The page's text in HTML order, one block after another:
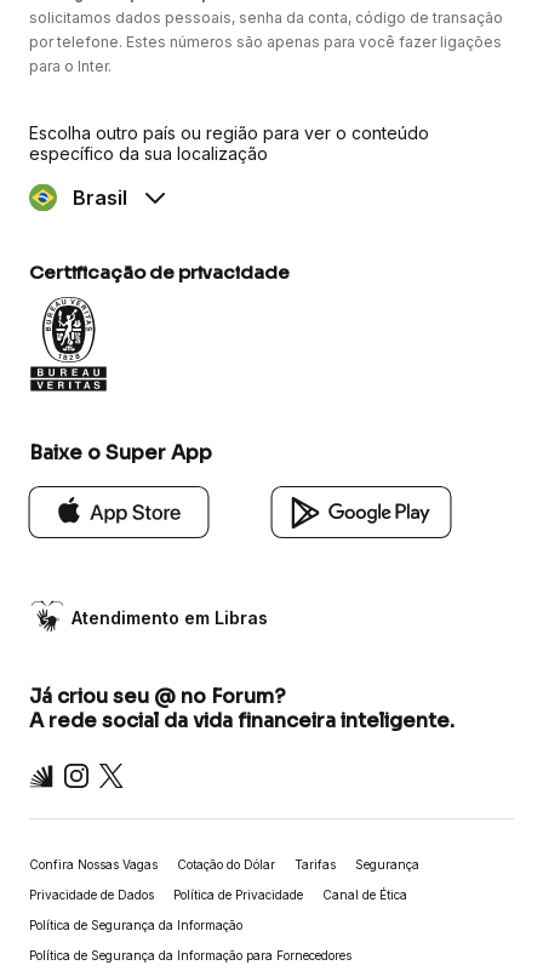
solicitamos dados pessoais, senha da conta, código de transação
por telefone. Estes números são apenas para você fazer ligações
para o Inter.
Escolha outro país ou região para ver o conteúdo
específico da sua localização
Brasil
Certificação de privacidade
Baixe o Super App
Atendimento em Libras
Já criou seu @ no Forum?
A rede social da vida financeira inteligente.
Inter Instagram
X
Confira Nossas Vagas Cotação do Dólar Tarifas Segurança
Privacidade de Dados Política de Privacidade Canal de Ética
Política de Segurança da Informação
Política de Segurança da Informação para Fornecedores